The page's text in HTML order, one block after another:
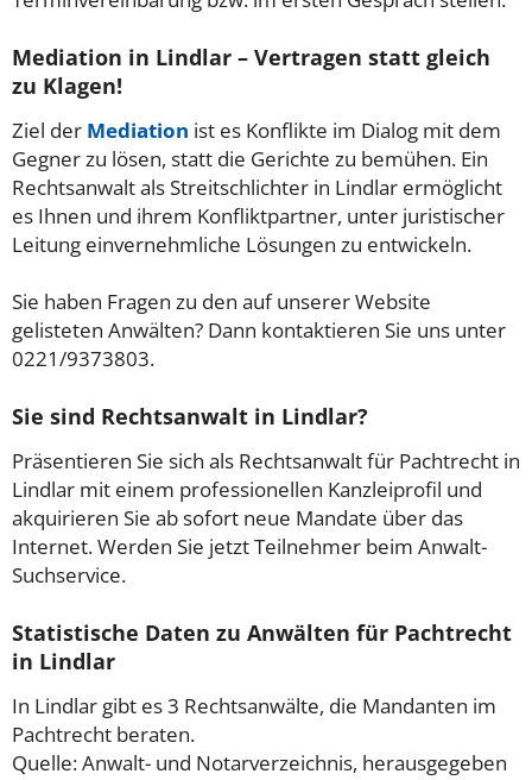
Mediation in Lindlar – Vertragen statt gleich
zu Klagen!
Ziel der Mediation ist es Konflikte im Dialog mit dem
Gegner zu lösen, statt die Gerichte zu bemühen. Ein
Rechtsanwalt als Streitschlichter in Lindlar ermöglicht
es Ihnen und ihrem Konfliktpartner, unter juristischer
Leitung einvernehmliche Lösungen zu entwickeln.
Sie haben Fragen zu den auf unserer Website
gelisteten Anwälten? Dann kontaktieren Sie uns unter
0221/9373803.
Sie sind Rechtsanwalt in Lindlar?
Präsentieren Sie sich als Rechtsanwalt für Pachtrecht in
Lindlar mit einem professionellen Kanzleiprofil und
akquirieren Sie ab sofort neue Mandate über das
Internet. Werden Sie jetzt Teilnehmer beim Anwalt-
Suchservice.
Statistische Daten zu Anwälten für Pachtrecht
in Lindlar
In Lindlar gibt es 3 Rechtsanwälte, die Mandanten im
Pachtrecht beraten.
Quelle: Anwalt- und Notarverzeichnis, herausgegeben